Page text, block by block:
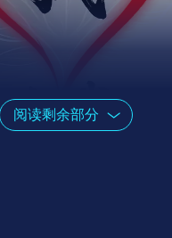
阅读剩余部分